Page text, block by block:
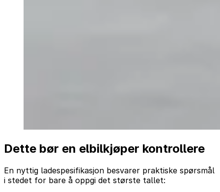
Dette bør en elbilkjøper kontrollere
En nyttig ladespesifikasjon besvarer praktiske spørsmål
i stedet for bare å oppgi det største tallet: